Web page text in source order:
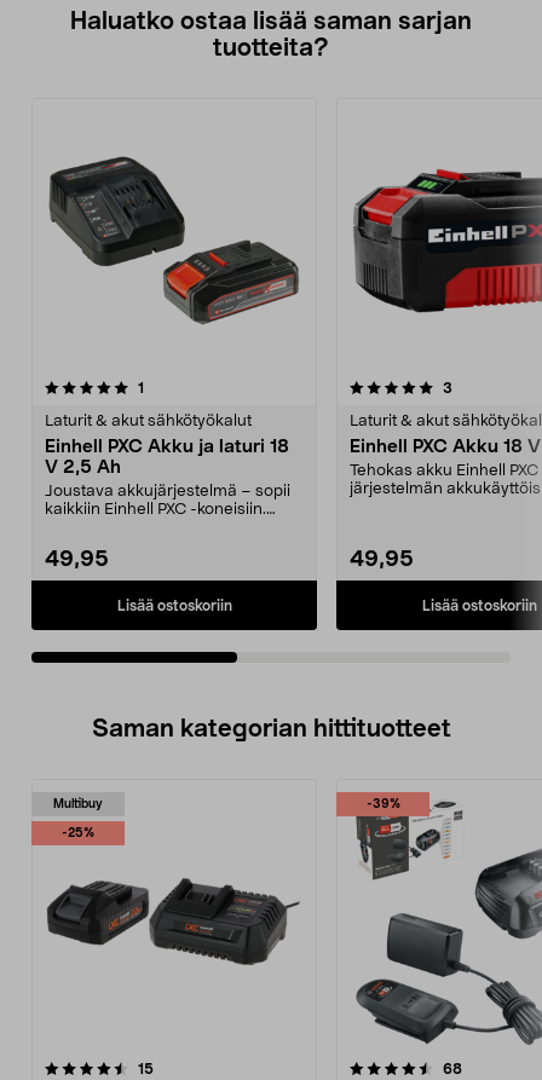
Haluatko ostaa lisää saman sarjan
tuotteita?
1
Laturit & akut sähkötyökalut
Einhell PXC Akku ja laturi 18
V 2,5 Ah
Joustava akkujärjestelmä – sopii
kaikkiin Einhell PXC -koneisiin.
49,95
Lisää ostoskoriin
5.0viidestä
3
Laturit & akut
Einhell PXC Akku 18
Tehokas akku Einhell PXC
järjestelmän
49,95
Lisää ostoskoriin
0.0 viidestä
Saman kategorian hittituotteet
Multibuy
-25%
15arvostelut
-39%
4.5 viidestä
68arvostelut
4.5 viidestä